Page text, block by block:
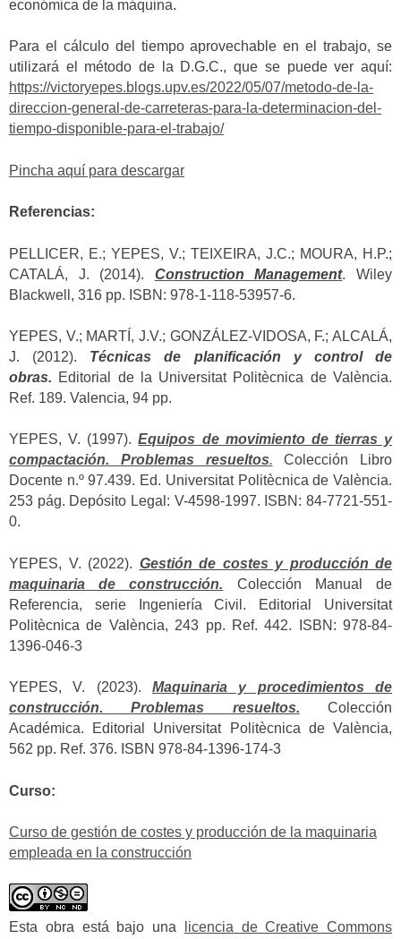
económica de la máquina.
Para el cálculo del tiempo aprovechable en el trabajo, se
utilizará el método de la D.G.C., que se puede ver aquí:
https://victoryepes.blogs.upv.es/2022/05/07/metodo-de-la-
direccion-general-de-carreteras-para-la-determinacion-del-
tiempo-disponible-para-el-trabajo/
Pincha aquí para descargar
Referencias:
PELLICER, E.; YEPES, V.; TEIXEIRA, J.C.; MOURA, H.P.;
CATALÁ, J. (2014). Construction Management. Wiley
Blackwell, 316 pp. ISBN: 978-1-118-53957-6.
YEPES, V.; MARTÍ, J.V.; GONZÁLEZ-VIDOSA, F.; ALCALÁ,
J. (2012). Técnicas de planificación y control de
obras. Editorial de la Universitat Politècnica de València.
Ref. 189. Valencia, 94 pp.
YEPES, V. (1997).Equipos de movimiento de tierras y
compactación. Problemas resueltos. Colección Libro
Docente n.º 97.439. Ed. Universitat Politècnica de València.
253 pág. Depósito Legal: V-4598-1997. ISBN: 84-7721-551-
0.
YEPES, V. (2022). Gestión de costes y producción de
maquinaria de construcción. Colección Manual de
Referencia, serie Ingeniería Civil. Editorial Universitat
Politècnica de València, 243 pp. Ref. 442. ISBN: 978-84-
1396-046-3
YEPES, V. (2023). Maquinaria y procedimientos de
construcción. Problemas resueltos. Colección
Académica. Editorial Universitat Politècnica de València,
562 pp. Ref. 376. ISBN 978-84-1396-174-3
Curso:
Curso de gestión de costes y producción de la maquinaria
empleada en la construcción
Esta obra está bajo una
licencia de Creative Commons